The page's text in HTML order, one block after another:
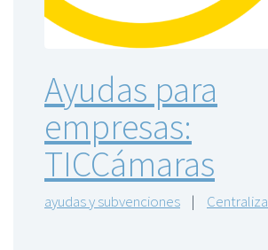
Ayudas para
empresas:
TICCámaras
ayudas y subvenciones | Centraliza